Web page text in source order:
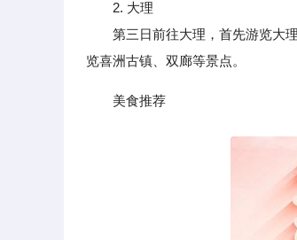
2. 大理
第三日前往大理，首先游览大理
览喜洲古镇、双廊等景点。
美食推荐